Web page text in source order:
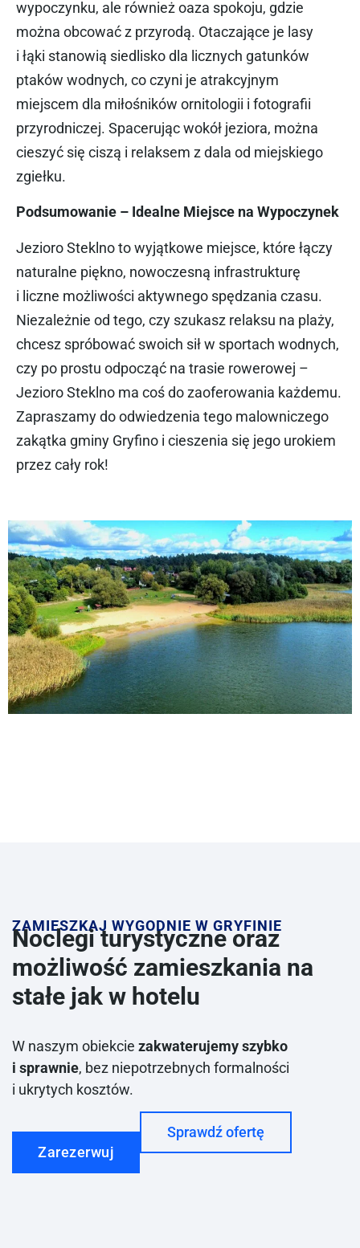
wypoczynku, ale również oaza spokoju, gdzie
można obcować z przyrodą. Otaczające je lasy
i łąki stanowią siedlisko dla licznych gatunków
ptaków wodnych, co czyni je atrakcyjnym
miejscem dla miłośników ornitologii i fotografii
przyrodniczej. Spacerując wokół jeziora, można
cieszyć się ciszą i relaksem z dala od miejskiego
zgiełku.
Podsumowanie – Idealne Miejsce na Wypoczynek
Jezioro Steklno to wyjątkowe miejsce, które łączy
naturalne piękno, nowoczesną infrastrukturę
i liczne możliwości aktywnego spędzania czasu.
Niezależnie od tego, czy szukasz relaksu na plaży,
chcesz spróbować swoich sił w sportach wodnych,
czy po prostu odpocząć na trasie rowerowej –
Jezioro Steklno ma coś do zaoferowania każdemu.
Zapraszamy do odwiedzenia tego malowniczego
zakątka gminy Gryfino i cieszenia się jego urokiem
przez cały rok!
ZAMIESZKAJ WYGODNIE W GRYFINIE
Noclegi turystyczne oraz
możliwość zamieszkania na
stałe jak w hotelu
W naszym obiekcie zakwaterujemy szybko
i sprawnie, bez niepotrzebnych formalności
i ukrytych kosztów.
Zarezerwuj
Sprawdź ofertę